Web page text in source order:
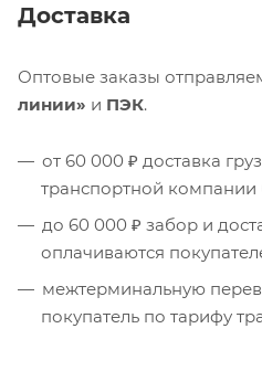
Доставка
Оптовые заказы
линии» и ПЭК.
от 60 000 ₽ доставка
транспортной компании
до 60 000 ₽ забор и
оплачиваются
межтерминальную
покупатель по тарифу